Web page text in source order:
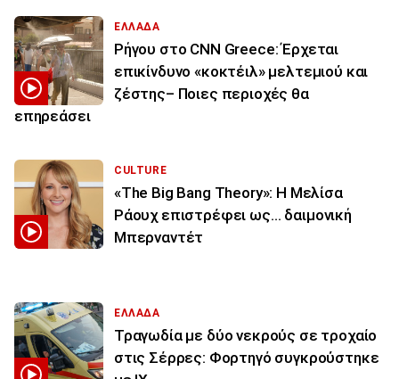
ΕΛΛΑΔΑ
Ρήγου στο CNN Greece: Έρχεται
επικίνδυνο «κοκτέιλ» μελτεμιού και
ζέστης– Ποιες περιοχές θα
επηρεάσει
CULTURE
«The Big Bang Theory»: Η Μελίσα
Ράουχ επιστρέφει ως… δαιμονική
Μπερναντέτ
ΕΛΛΑΔΑ
Τραγωδία με δύο νεκρούς σε τροχαίο
στις Σέρρες: Φορτηγό συγκρούστηκε